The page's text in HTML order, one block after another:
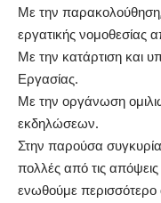
Με την
εργατικής νομοθεσίας
Με την κατάρτιση και
Εργασίας.
Με την οργάνωση
εκδηλώσεων.
Στην παρούσα
πολλές από τις
ενωθούμε